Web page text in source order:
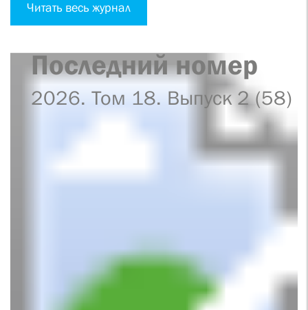
Читать весь журнал
Последний номер
2026. Том 18. Выпуск 2 (58)